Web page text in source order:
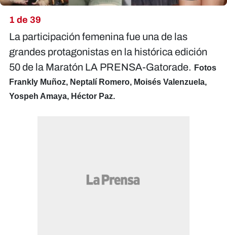
1 de 39
La participación femenina fue una de las
grandes protagonistas en la histórica edición
50 de la Maratón LA PRENSA-Gatorade. Fotos
Frankly Muñoz, Neptalí Romero, Moisés Valenzuela,
Yospeh Amaya, Héctor Paz.